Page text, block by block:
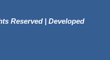
Reserved | Developed